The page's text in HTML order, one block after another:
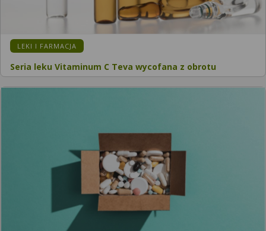
KATEGORIA:
LEKI I FARMACJA
Seria leku Vitaminum C Teva wycofana z obrotu